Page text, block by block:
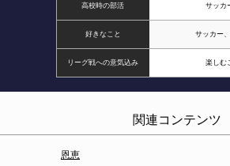
高校時の部活 サッカ
好きなこと サッカー
リーグ戦への意気込み 楽しむ
関連コンテンツ
恩恵